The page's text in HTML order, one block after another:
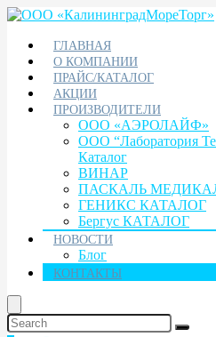
ГЛАВНАЯ
О КОМПАНИИ
ПРАЙС/КАТАЛОГ
АКЦИИ
ПРОИЗВОДИТЕЛИ
ООО «АЭРОЛАЙФ»
ООО “Лаборатория
Каталог
ВИНАР
ПАСКАЛЬ
ГЕНИКС КАТАЛОГ
Бергус КАТАЛОГ
НОВОСТИ
Блог
КОНТАКТЫ